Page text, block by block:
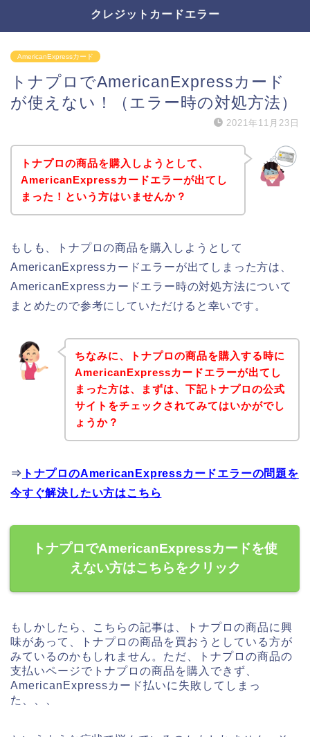
クレジットカードエラー
AmericanExpressカード
トナプロでAmericanExpressカード
が使えない！（エラー時の対処方法）
2021年11月23日
トナプロの商品を購入しようとして、
AmericanExpressカードエラーが出てし
まった！という方はいませんか？
もしも、トナプロの商品を購入しようとして
AmericanExpressカードエラーが出てしまった方は、
AmericanExpressカードエラー時の対処方法について
まとめたので参考にしていただけると幸いです。
ちなみに、トナプロの商品を購入する時に
AmericanExpressカードエラーが出てし
まった方は、まずは、下記トナプロの公式
サイトをチェックされてみてはいかがでし
ょうか？
⇒ トナプロのAmericanExpressカードエラーの問題を
今すぐ解決したい方はこちら
トナプロでAmericanExpressカードを使
えない方はこちらをクリック
もしかしたら、こちらの記事は、トナプロの商品に興
味があって、トナプロの商品を買おうとしている方が
みているのかもしれません。ただ、トナプロの商品の
支払いページでトナプロの商品を購入できず、
AmericanExpressカード払いに失敗してしまっ
た、、、